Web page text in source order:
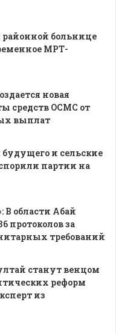
районной больнице
МРТ-
новая
средств ОСМС от
выплат
и сельские
партии на
В области Абай
протоколов за
требований
станут венцом
реформ
из